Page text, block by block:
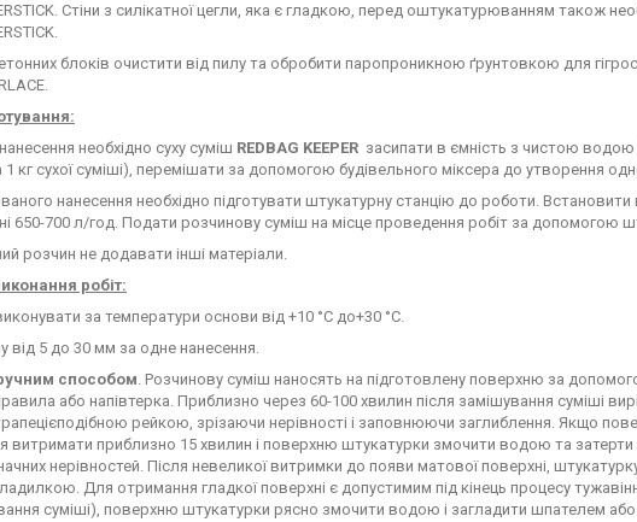
Стіни з силікатної цегли, яка є гладкою, перед оштукатурюванням також
блоків очистити від пилу та обробити паропроникною ґрунтовкою для
необхідно суху суміш REDBAG KEEPER засипати в ємність з чистою водою
1 кг сухої суміші), перемішати за допомогою будівельного міксера до утворення
нанесення необхідно підготувати штукатурну станцію до роботи.
650-700 л/год. Подати розчинову суміш на місце проведення робіт за допомогою
розчин не додавати інші матеріали.
робіт:
за температури основи від +10 °C до+30 °C.
від 5 до 30 мм за одне нанесення.
способом. Розчинову суміш наносять на підготовлену поверхню за
або напівтерка. Приблизно через 60-100 хвилин після замішування суміші
рейкою, зрізаючи нерівності і заповнюючи заглиблення. Якщо
витримати приблизно 15 хвилин і поверхню штукатурки змочити водою та
нерівностей. Після невеликої витримки до появи матової поверхні,
Для отримання гладкої поверхні є допустимим під кінець процесу
суміші), поверхню штукатурки рясно змочити водою і загладити шпателем